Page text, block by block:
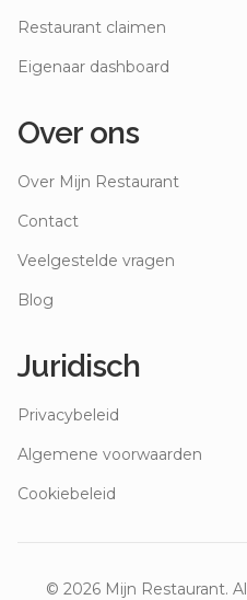
Restaurant claimen
Eigenaar dashboard
Over ons
Over Mijn Restaurant
Contact
Veelgestelde vragen
Blog
Juridisch
Privacybeleid
Algemene voorwaarden
Cookiebeleid
© 2026Mijn Restaurant.